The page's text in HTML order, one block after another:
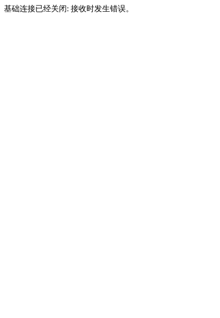
基础连接已经关闭: 接收时发生错误。